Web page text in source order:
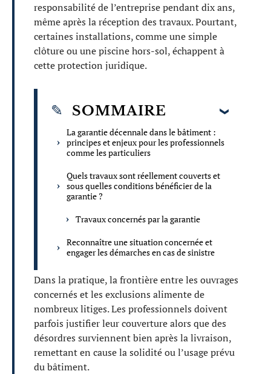
responsabilité de l’entreprise pendant dix ans,
même après la réception des travaux. Pourtant,
certaines installations, comme une simple
clôture ou une piscine hors-sol, échappent à
cette protection juridique.
SOMMAIRE
La garantie décennale dans le bâtiment :
principes et enjeux pour les professionnels
comme les particuliers
Quels travaux sont réellement couverts et
sous quelles conditions bénéficier de la
garantie ?
Travaux concernés par la garantie
Reconnaître une situation concernée et
engager les démarches en cas de sinistre
Dans la pratique, la frontière entre les ouvrages
concernés et les exclusions alimente de
nombreux litiges. Les professionnels doivent
parfois justifier leur couverture alors que des
désordres surviennent bien après la livraison,
remettant en cause la solidité ou l’usage prévu
du bâtiment.